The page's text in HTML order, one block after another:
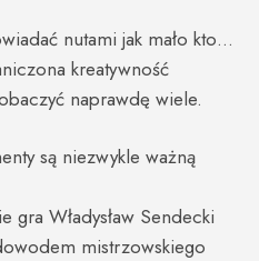
nutami jak mało kto…
kreatywność
naprawdę wiele.
są niezwykle ważną
gra Władysław Sendecki
mistrzowskiego